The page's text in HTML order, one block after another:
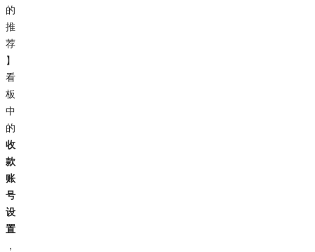
的
推
荐
】
看
板
中
的
收
款
账
号
设
置
，